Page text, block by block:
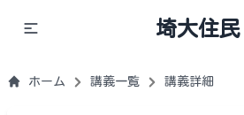
埼大住民
ホーム 講義一覧 講義詳細